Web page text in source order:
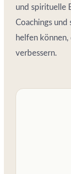
und spirituelle
Coachings und
helfen können,
verbessern.